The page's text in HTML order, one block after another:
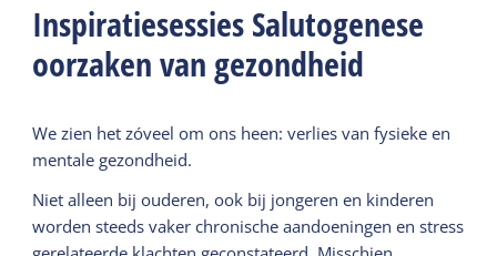
Inspiratiesessies Salutogenese
oorzaken van gezondheid
We zien het zóveel om ons heen: verlies van fysieke en
mentale gezondheid.
Niet alleen bij ouderen, ook bij jongeren en kinderen
worden steeds vaker chronische aandoeningen en stress